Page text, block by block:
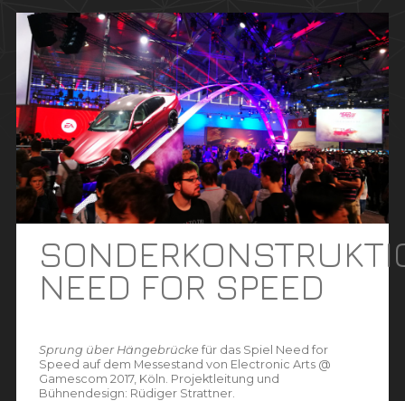
NEED FOR SPEED
Sprung über Hängebrücke für das Spiel Need for
Speed auf dem Messestand von Electronic Arts @
Gamescom 2017, Köln. Projektleitung und
Bühnendesign: Rüdiger Strattner.